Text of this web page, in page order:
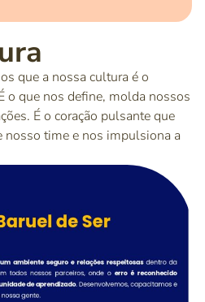
que a nossa cultura é o
o que nos define, molda nossos
É o coração pulsante que
nosso time e nos impulsiona a